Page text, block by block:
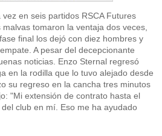
vez en seis partidos RSCA Futures
tomaron la ventaja dos veces,
final los dejó con diez hombres y
A pesar del decepcionante
noticias. Enzo Sternal regresó
en la rodilla que lo tuvo alejado desde
su regreso en la cancha tres minutos
"Mi extensión de contrato hasta el
club en mí. Eso me ha ayudado